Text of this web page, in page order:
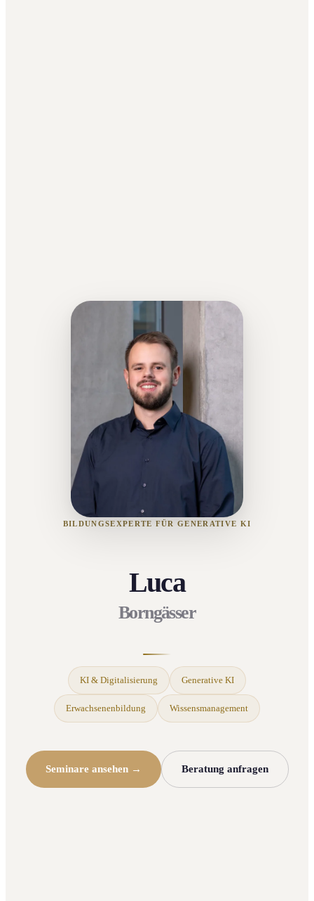
BILDUNGSEXPERTE FÜR GENERATIVE KI
Luca
Borngässer
KI & Digitalisierung Generative KI
Erwachsenenbildung Wissensmanagement
Seminare ansehen → Beratung anfragen